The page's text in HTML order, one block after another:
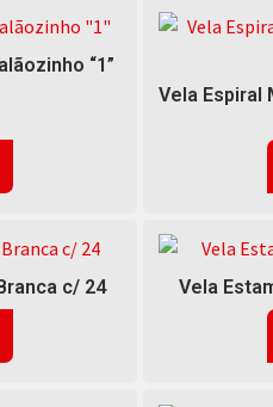
“1”
Vela Espiral
c/ 24 Vela